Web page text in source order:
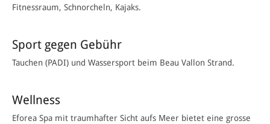
Fitnessraum, Schnorcheln, Kajaks.
Sport gegen Gebühr
Tauchen (PADI) und Wassersport beim Beau Vallon Strand.
Wellness
Eforea Spa mit traumhafter Sicht aufs Meer bietet eine grosse